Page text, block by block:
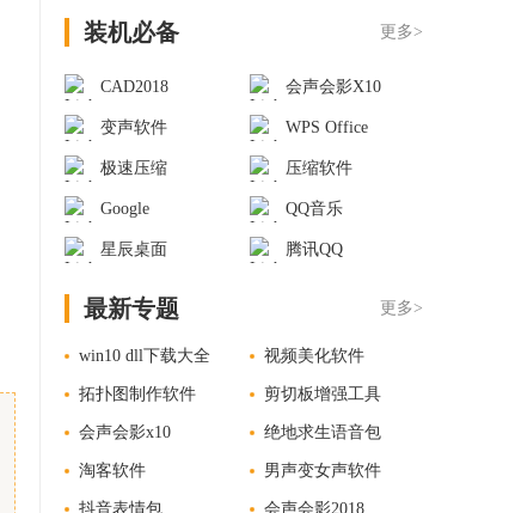
装机必备 更多>
CAD2018 会声会影X10
变声软件 WPS Office
极速压缩 压缩软件
Google QQ音乐
星辰桌面 腾讯QQ
最新专题 更多>
win10 dll下载大全 视频美化软件
拓扑图制作软件 剪切板增强工具
会声会影x10 绝地求生语音包
淘客软件 男声变女声软件
抖音表情包 会声会影2018